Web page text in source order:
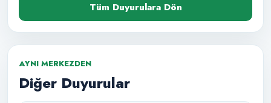
Tüm Duyurulara Dön
AYNI MERKEZDEN
Diğer Duyurular